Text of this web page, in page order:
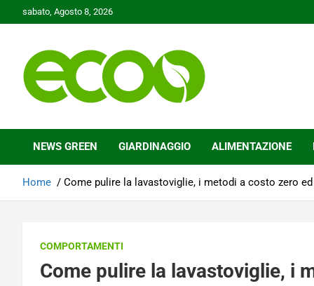
to
sabato, Agosto 8, 2026
Ecoo.it
NEWS GREEN GIARDINAGGIO ALIMENTAZIONE
Home Come pulire la lavastoviglie, i metodi a costo zero
COMPORTAMENTI
Come pulire la lavastoviglie, i